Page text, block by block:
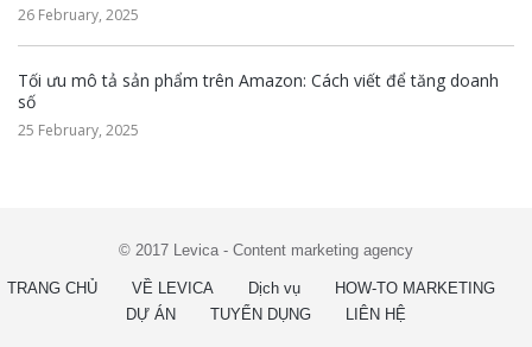
26 February, 2025
Tối ưu mô tả sản phẩm trên Amazon: Cách viết để tăng doanh
số
25 February, 2025
© 2017 Levica - Content marketing agency
TRANG CHỦ VỀ LEVICA Dịch vụ
HOW-TO MARKETING
DỰ ÁN
TUYỂN DỤNG LIÊN HỆ